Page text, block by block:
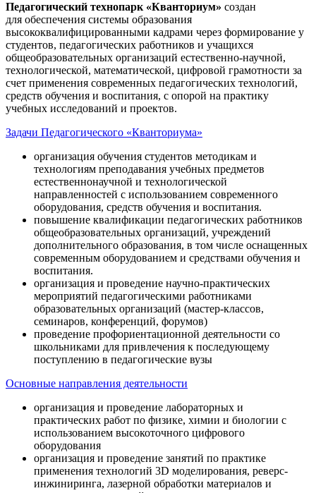
Педагогический технопарк «Кванториум» создан
для обеспечения системы образования
высококвалифицированными кадрами через формирование у
студентов, педагогических работников и учащихся
общеобразовательных организаций естественно-научной,
технологической, математической, цифровой грамотности за
счет применения современных педагогических технологий,
средств обучения и воспитания, с опорой на практику
учебных исследований и проектов.
Задачи Педагогического «Кванториума»
организация обучения студентов методикам и
технологиям преподавания учебных предметов
естественнонаучной и технологической
направленностей с использованием современного
оборудования, средств обучения и воспитания.
повышение квалификации педагогических работников
общеобразовательных организаций, учреждений
дополнительного образования, в том числе оснащенных
современным оборудованием и средствами обучения и
воспитания.
организация и проведение научно-практических
мероприятий педагогическими работниками
образовательных организаций (мастер-классов,
семинаров, конференций, форумов)
проведение профориентационной деятельности со
школьниками для привлечения к последующему
поступлению в педагогические вузы
Основные направления деятельности
организация и проведение лабораторных и
практических работ по физике, химии и биологии с
использованием высокоточного цифрового
оборудования
организация и проведение занятий по практике
применения технологий 3D моделирования, реверс-
инжиниринга, лазерной обработки материалов и